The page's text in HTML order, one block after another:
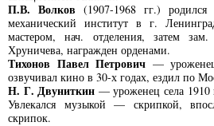
П.В. Волков (1907-1968 гг.)
механический институт в г.
мастером, нач. отделения, затем
Хруничева, награжден орденами.
Тихонов Павел Петрович —
озвучивал кино в 30-х годах, ездил по
Н. Г. Двуниткин — уроженец села 1910
Увлекался музыкой — скрипкой,
скрипок.